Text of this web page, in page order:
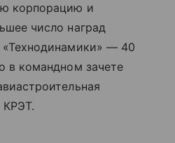
корпорацию и
число наград
«Технодинамики» — 40
в командном зачете
КРЭТ.